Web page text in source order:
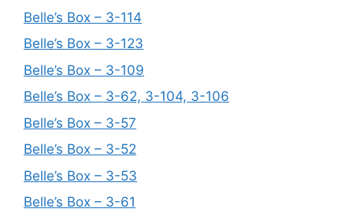
Belle’s Box – 3-114
Belle’s Box – 3-123
Belle’s Box – 3-109
Belle’s Box – 3-62, 3-104, 3-106
Belle’s Box – 3-57
Belle’s Box – 3-52
Belle’s Box – 3-53
Belle’s Box – 3-61